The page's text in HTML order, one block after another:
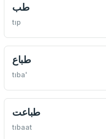
طب
tıp
طباع
tıba'
طباعت
tıbaat